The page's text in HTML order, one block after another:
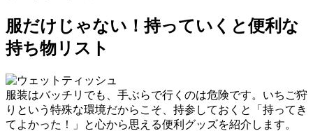
服だけじゃない！持っていくと便利な
持ち物リスト
服装はバッチリでも、手ぶらで行くのは危険です。いちご狩
りという特殊な環境だからこそ、持参しておくと「持ってき
てよかった！」と心から思える便利グッズを紹介します。